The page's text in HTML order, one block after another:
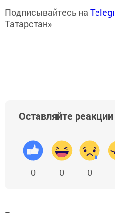
Подписывайтесь на
Татарстан»
Оставляйте реакции
0 0 0